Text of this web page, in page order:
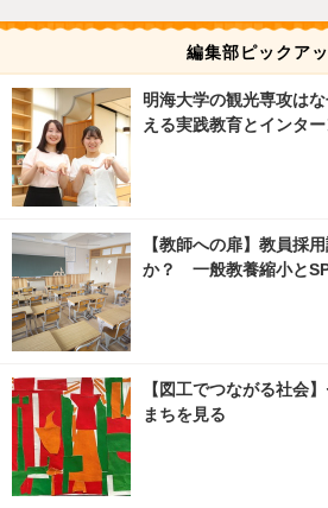
編集部ピックア
明海大学の観光専攻は
える実践教育とインタ
【教師への扉】教員採
か？ 一般教養縮小と
【図工でつながる社会
まちを見る